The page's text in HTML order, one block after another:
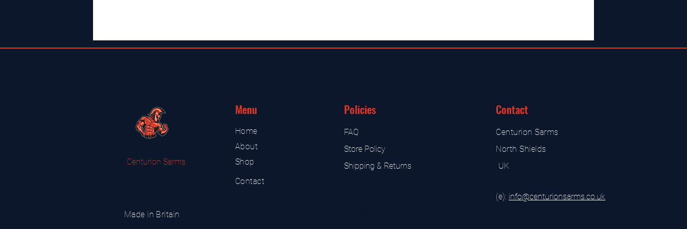
Centurion Sarms
Made in Britain
Menu
Home
About
Shop
Contact
Policies
FAQ
Store Policy
Shipping & Returns
Contact
Centurion Sarms
North Shields
UK
(e): info@centurionsarms.co.uk